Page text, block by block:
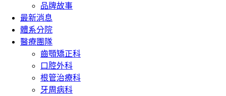
品牌故事
最新消息
體系分院
醫療團隊
齒顎矯正科
口腔外科
根管治療科
牙周病科